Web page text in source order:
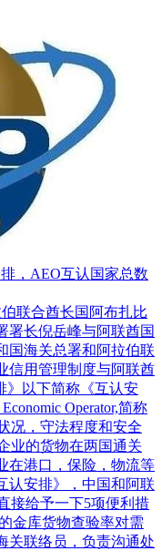
，AEO互认国家总数
联合酋长国阿布扎比
署长倪岳峰与阿联酋国
国海关总署和阿拉伯联
信用管理制度与阿联酋
》以下简称《互认安
Operator,简称
况，守法程度和安全
业的货物在两国通关
在港口，保险，物流等
认安排》，中国和阿联
接给予一下5项便利措
金库货物查验率对需
关联络员，负责沟通处